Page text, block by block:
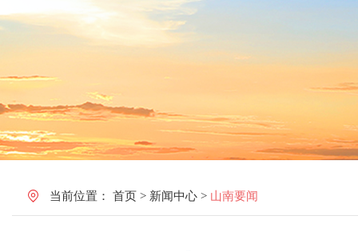
当前位置： 首页 > 新闻中心 > 山南要闻